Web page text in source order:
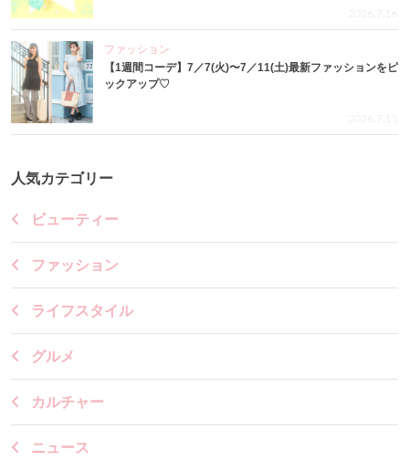
2026.7.16
ファッション
【1週間コーデ】7／7(火)〜7／11(土)最新ファッションをピ
ックアップ♡
2026.7.15
人気カテゴリー
ビューティー
ファッション
ライフスタイル
グルメ
カルチャー
ニュース